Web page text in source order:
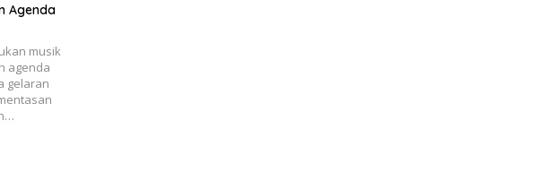
Agenda
musik
agenda
gelaran